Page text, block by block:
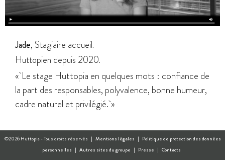
Jade, Stagiaire accueil.
Huttopien depuis 2020.
« Le stage Huttopia en quelques mots : confiance de
la part des responsables, polyvalence, bonne humeur,
cadre naturel et privilégié. »
©2026 Huttopia - Tous droits réservés | Mentions légales | Politique de protection des données
personnelles | Autres sites du groupe | Presse | Contacts